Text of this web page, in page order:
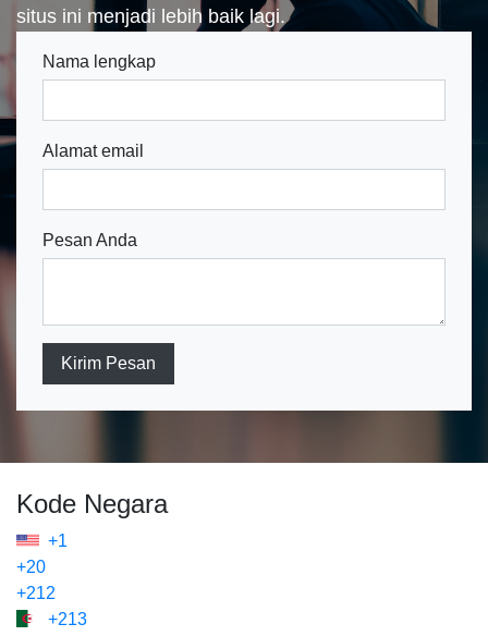
situs ini menjadi lebih baik lagi.
Nama lengkap
Alamat email
Pesan Anda
Kirim Pesan
Kode Negara
+1
+20
+212
+213